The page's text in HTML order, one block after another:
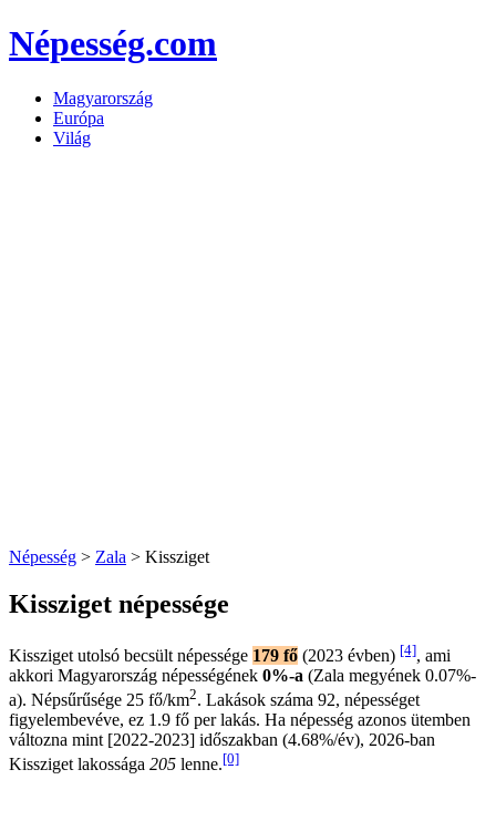
Népesség.com
Magyarország
Európa
Világ
Népesség > Zala > Kissziget
Kissziget népessége
Kissziget utolsó becsült népessége 179 fő (2023 évben) [4], ami
akkori Magyarország népességének 0%-a (Zala megyének 0.07%-
a). Népsűrűsége 25 fő/km2. Lakások száma 92, népességet
figyelembevéve, ez 1.9 fő per lakás. Ha népesség azonos ütemben
változna mint [2022-2023] időszakban (4.68%/év), 2026-ban
Kissziget lakossága 205 lenne.[0]